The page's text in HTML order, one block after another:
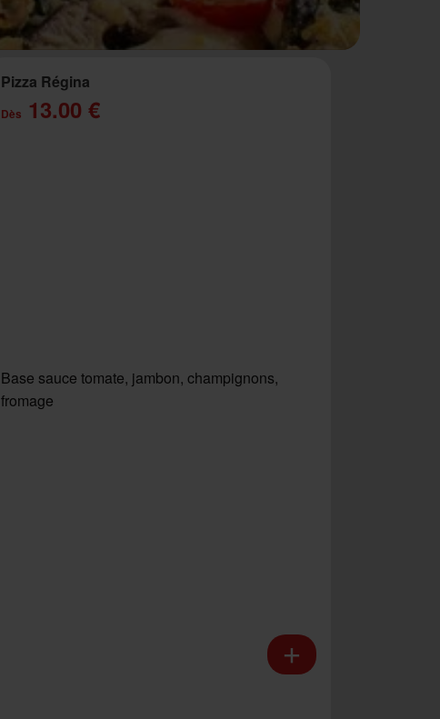
Pizza Régina
Dès 13.00 €
Base sauce tomate, jambon, champignons,
fromage